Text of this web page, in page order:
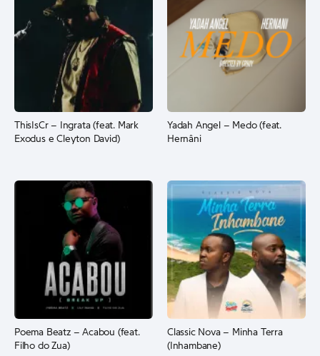
ThisIsCr – Ingrata (feat. Mark
Exodus e Cleyton David)
Yadah Angel – Medo (feat.
Hernâni
Poema Beatz – Acabou (feat.
Filho do Zua)
Classic Nova – Minha Terra
(Inhambane)